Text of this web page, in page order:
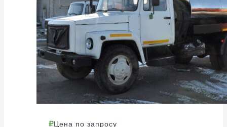
Цена по запросу